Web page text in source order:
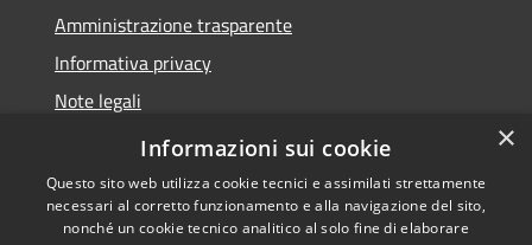
Amministrazione trasparente
Informativa privacy
Note legali
Dichiarazione di accessibilità
×
Informazioni sui cookie
Questo sito web utilizza cookie tecnici e assimilati strettamente
necessari al corretto funzionamento e alla navigazione del sito,
nonché un cookie tecnico analitico al solo fine di elaborare